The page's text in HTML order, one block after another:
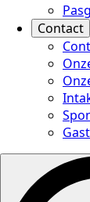
Contact